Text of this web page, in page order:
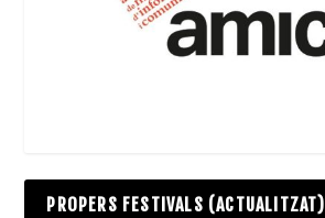
PROPERS FESTIVALS (ACTUALITZAT)